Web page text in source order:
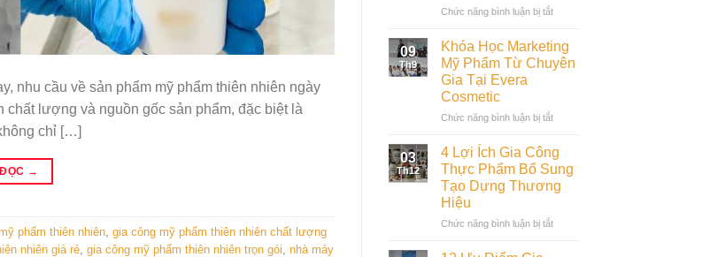
nhu cầu về sản phẩm mỹ phẩm thiên nhiên ngày
lượng và nguồn gốc sản phẩm, đặc biệt là
chỉ […]
→
phẩm thiên nhiên gia công mỹ phẩm thiên nhiên chất lượng
nhiên giá rẻ gia công mỹ phẩm thiên nhiên trọn gói nhà máy
Chức năng bình luận bị tắtở
Dạy
Nghề
Mỹ
Chuyên
Evera
Cosmetic
09
Th9
Khóa Học Marketing
Mỹ Phẩm Từ Chuyên
Gia Tại Evera
Cosmetic
Chức năng bình luận bị tắtở
Marketing
Mỹ
Phẩm
Chuyên
03
Th12
4 Lợi Ích Gia Công
Thực Phẩm Bổ Sung
Tạo Dựng Thương
Hiệu
Chức năng bình luận bị tắtở